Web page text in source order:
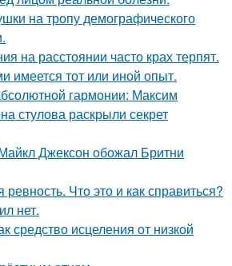
на тропу демографического
на расстоянии часто крах терпят.
имеется тот или иной опыт.
гармонии: Максим
стулова раскрыли секрет
Джексон обожал Бритни
ревность. Что это и как справиться?
нет.
средство исцеления от низкой